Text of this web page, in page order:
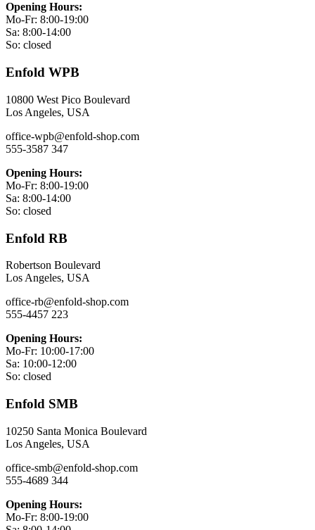
Opening Hours:
Mo-Fr: 8:00-19:00
Sa: 8:00-14:00
So: closed
Enfold WPB
10800 West Pico Boulevard
Los Angeles, USA
office-wpb@enfold-shop.com
555-3587 347
Opening Hours:
Mo-Fr: 8:00-19:00
Sa: 8:00-14:00
So: closed
Enfold RB
Robertson Boulevard
Los Angeles, USA
office-rb@enfold-shop.com
555-4457 223
Opening Hours:
Mo-Fr: 10:00-17:00
Sa: 10:00-12:00
So: closed
Enfold SMB
10250 Santa Monica Boulevard
Los Angeles, USA
office-smb@enfold-shop.com
555-4689 344
Opening Hours:
Mo-Fr: 8:00-19:00